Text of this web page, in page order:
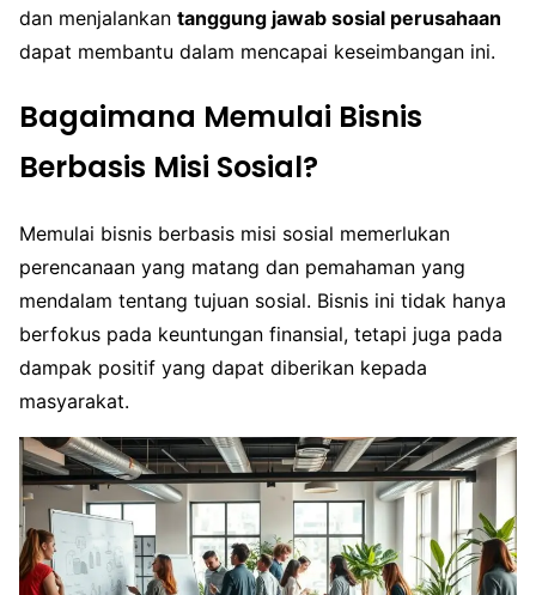
dan menjalankan tanggung jawab sosial perusahaan
dapat membantu dalam mencapai keseimbangan ini.
Bagaimana Memulai Bisnis
Berbasis Misi Sosial?
Memulai bisnis berbasis misi sosial memerlukan
perencanaan yang matang dan pemahaman yang
mendalam tentang tujuan sosial. Bisnis ini tidak hanya
berfokus pada keuntungan finansial, tetapi juga pada
dampak positif yang dapat diberikan kepada
masyarakat.